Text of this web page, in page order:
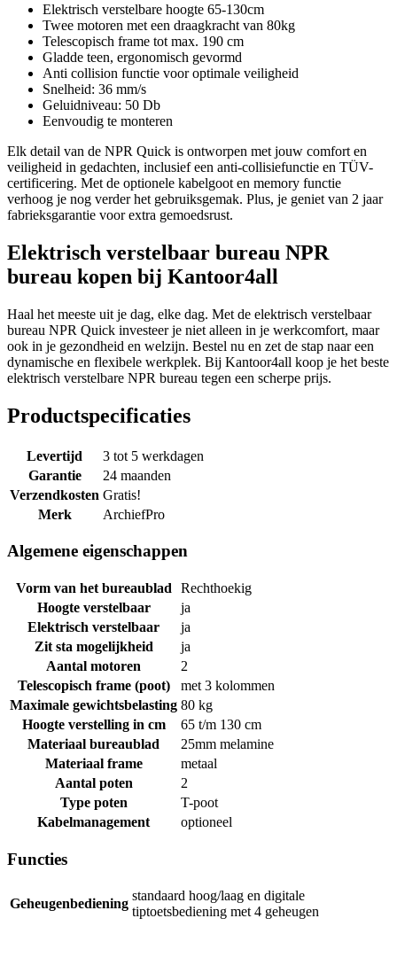
Elektrisch verstelbare hoogte 65-130cm
Twee motoren met een draagkracht van 80kg
Telescopisch frame tot max. 190 cm
Gladde teen, ergonomisch gevormd
Anti collision functie voor optimale veiligheid
Snelheid: 36 mm/s
Geluidniveau: 50 Db
Eenvoudig te monteren
Elk detail van de NPR Quick is ontworpen met jouw comfort en
veiligheid in gedachten, inclusief een anti-collisiefunctie en TÜV-
certificering. Met de optionele kabelgoot en memory functie
verhoog je nog verder het gebruiksgemak. Plus, je geniet van 2 jaar
fabrieksgarantie voor extra gemoedsrust.
Elektrisch verstelbaar bureau NPR
bureau kopen bij Kantoor4all
Haal het meeste uit je dag, elke dag. Met de elektrisch verstelbaar
bureau NPR Quick investeer je niet alleen in je werkcomfort, maar
ook in je gezondheid en welzijn. Bestel nu en zet de stap naar een
dynamische en flexibele werkplek. Bij Kantoor4all koop je het beste
elektrisch verstelbare NPR bureau tegen een scherpe prijs.
Productspecificaties
Levertijd
3 tot 5 werkdagen
Garantie
24 maanden
Verzendkosten Gratis!
Merk
ArchiefPro
Algemene eigenschappen
Vorm van het bureaublad
Rechthoekig
Hoogte verstelbaar
ja
Elektrisch verstelbaar
ja
Zit sta mogelijkheid
ja
Aantal motoren
2
Telescopisch frame (poot)
met 3 kolommen
Maximale gewichtsbelasting 80 kg
Hoogte verstelling in cm
65 t/m 130 cm
Materiaal bureaublad
25mm melamine
Materiaal frame
metaal
Aantal poten
2
Type poten
T-poot
Kabelmanagement
optioneel
Functies
Geheugenbediening
standaard hoog/laag en digitale
tiptoetsbediening met 4 geheugen